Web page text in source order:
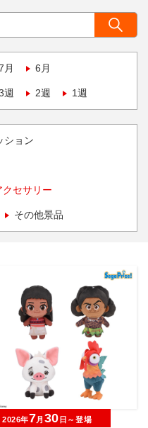
月 6月
週 2週 1週
ション
セサリー
その他景品
2026年7月 30 日～登場